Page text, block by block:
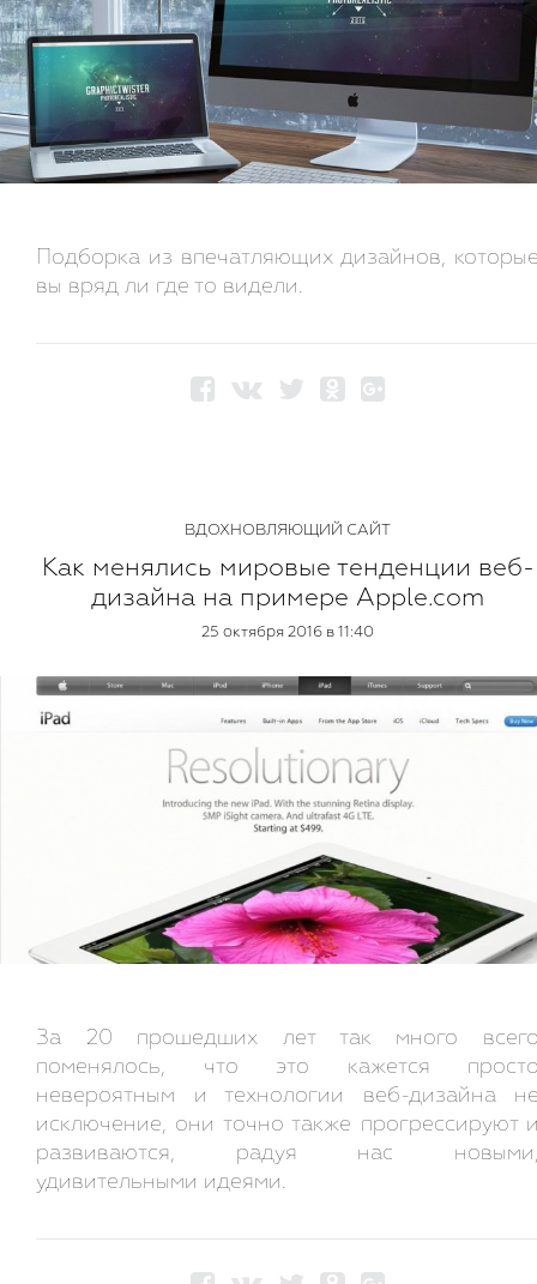
Подборка из впечатляющих дизайнов,
вы вряд ли где то видели.
ВДОХНОВЛЯЮЩИЙ САЙТ
Как менялись мировые тенденции веб-
дизайна на примере Apple.com
25 октября 2016 в 11:40
За 20 прошедших лет так много
поменялось, что это кажется
невероятным и технологии веб-дизайна
исключение, они точно также прогрессируют
развиваются, радуя нас
удивительными идеями.